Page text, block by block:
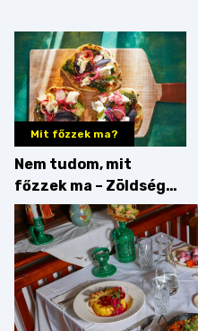
Mit főzzek ma?
Nem tudom, mit
főzzek ma – Zöldség
minden mennyiségben